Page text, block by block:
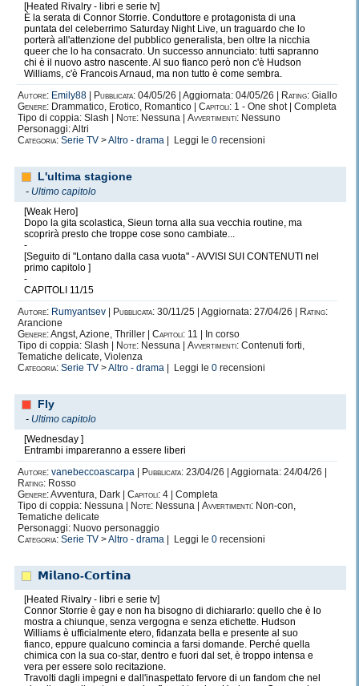
[Heated Rivalry - libri e serie tv]
È la serata di Connor Storrie. Conduttore e protagonista di una
puntata del celeberrimo Saturday Night Live, un traguardo che lo
porterà all'attenzione del pubblico generalista, ben oltre la nicchia
queer che lo ha consacrato. Un successo annunciato: tutti sapranno
chi è il nuovo astro nascente. Al suo fianco però non c'è Hudson
Williams, c'è Francois Arnaud, ma non tutto è come sembra.
Autore: Emily88 Pubblicata: 04/05/26 | Aggiornata: 04/05/26 | Rating: Giallo
Genere: Drammatico, Erotico, Romantico | Capitoli: 1 - One shot | Completa
Tipo di coppia: Slash |
Note: Nessuna | Avvertimenti: Nessuno
Personaggi: Altri
Categoria: Serie TV >Altro - drama | Leggi le 0 recensioni
L'ultima stagione
- Ultimo capitolo
[Weak Hero]
Dopo la gita scolastica, Sieun torna alla sua vecchia routine, ma
scoprirà presto che troppe cose sono cambiate...
-
[Seguito di "Lontano dalla casa vuota" - AVVISI SUI CONTENUTI nel
primo capitolo ]
-
CAPITOLI 11/15
Autore: Rumyantsev Pubblicata: 30/11/25 | Aggiornata: 27/04/26 |
Rating:
Arancione
Genere:Angst, Azione, Thriller | Capitoli: 11 | In corso
Tipo di coppia: Slash |
Note: Nessuna | Avvertimenti: Contenuti forti,
Tematiche delicate, Violenza
Categoria: Serie TV >Altro - drama | Leggi le 0 recensioni
Fly
- Ultimo capitolo
[Wednesday ]
Entrambi impareranno a essere liberi
Autore: vanebeccoascarpa Pubblicata: 23/04/26 | Aggiornata: 24/04/26 |
Rating: Rosso
Genere:Avventura, Dark | Capitoli: 4 | Completa
Tipo di coppia: Nessuna |
Note: Nessuna | Avvertimenti: Non-con,
Tematiche delicate
Personaggi: Nuovo personaggio
Categoria: Serie TV >Altro - drama | Leggi le 0 recensioni
𝗠𝗶𝗹𝗮𝗻𝗼-𝗖𝗼𝗿𝘁𝗶𝗻𝗮
[Heated Rivalry - libri e serie tv]
Connor Storrie è gay e non ha bisogno di dichiararlo: quello che è lo
mostra a chiunque, senza vergogna e senza etichette. Hudson
Williams è ufficialmente etero, fidanzata bella e presente al suo
fianco, eppure qualcuno comincia a farsi domande. Perché quella
chimica con la sua co-star, dentro e fuori dal set, è troppo intensa e
vera per essere solo recitazione.
Travolti dagli impegni e dall'inaspettato fervore di un fandom che nel